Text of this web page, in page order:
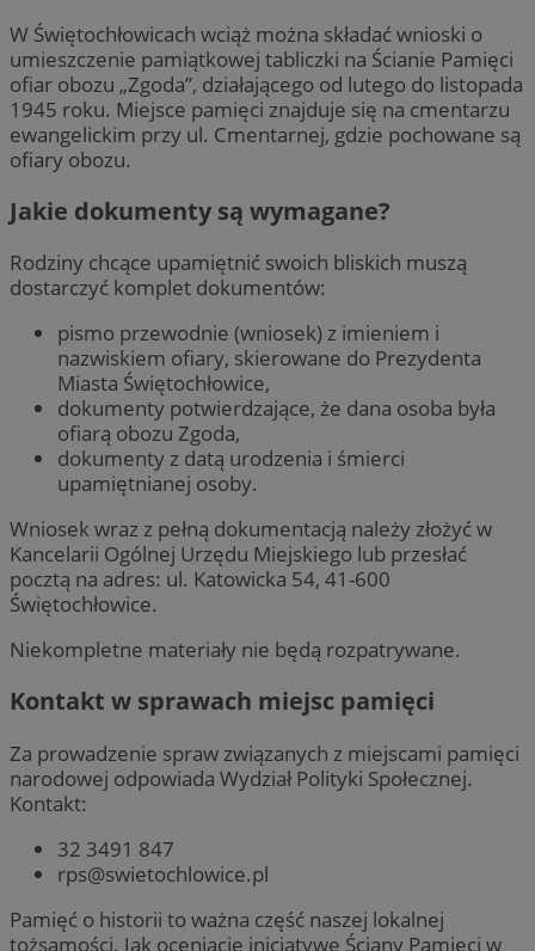
W Świętochłowicach wciąż można składać wnioski o
umieszczenie pamiątkowej tabliczki na Ścianie Pamięci
ofiar obozu „Zgoda”, działającego od lutego do listopada
1945 roku. Miejsce pamięci znajduje się na cmentarzu
ewangelickim przy ul. Cmentarnej, gdzie pochowane są
ofiary obozu.
Jakie dokumenty są wymagane?
Rodziny chcące upamiętnić swoich bliskich muszą
dostarczyć komplet dokumentów:
pismo przewodnie (wniosek) z imieniem i
nazwiskiem ofiary, skierowane do Prezydenta
Miasta Świętochłowice,
dokumenty potwierdzające, że dana osoba była
ofiarą obozu Zgoda,
dokumenty z datą urodzenia i śmierci
upamiętnianej osoby.
Wniosek wraz z pełną dokumentacją należy złożyć w
Kancelarii Ogólnej Urzędu Miejskiego lub przesłać
pocztą na adres: ul. Katowicka 54, 41-600
Świętochłowice.
Niekompletne materiały nie będą rozpatrywane.
Kontakt w sprawach miejsc pamięci
Za prowadzenie spraw związanych z miejscami pamięci
narodowej odpowiada Wydział Polityki Społecznej.
Kontakt:
32 3491 847
rps@swietochlowice.pl
Pamięć o historii to ważna część naszej lokalnej
tożsamości. Jak oceniacie inicjatywę Ściany Pamięci w